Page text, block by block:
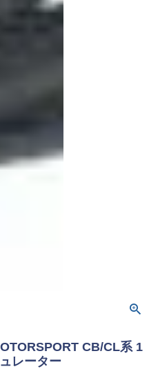
CB/CL系 1
レーター